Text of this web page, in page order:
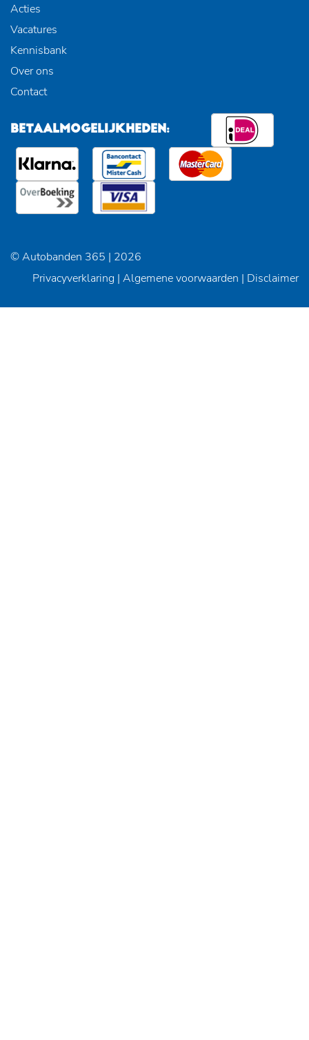
Acties
Vacatures
Kennisbank
Over ons
Contact
BETAALMOGELIJKHEDEN:
© Autobanden 365 | 2026
Privacyverklaring | Algemene voorwaarden | Disclaimer